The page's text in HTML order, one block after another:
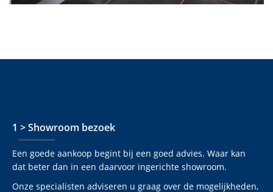
1 > Showroom bezoek
Een goede aankoop begint bij een goed advies. Waar kan
dat beter dan in een daarvoor ingerichte showroom.
Onze specialisten adviseren u graag over de mogelijkheden,